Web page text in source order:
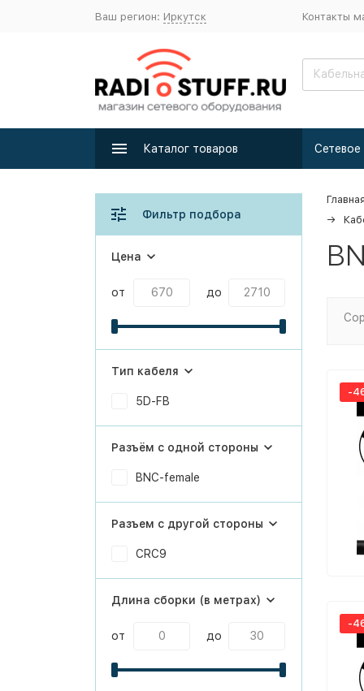
Ваш регион: Иркутск Контакты
Каталог товаров
-
-
Фильтр подбора
Цена
от до
Тип кабеля
5D-FB
Разъём с одной стороны
BNC-female
Разъем с другой стороны
CRC9
Длина сборки (в метрах)
от до